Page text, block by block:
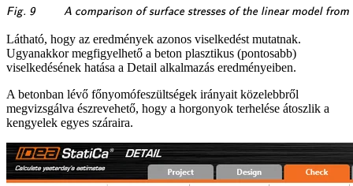
Fig. 9 A comparison of surface stresses of the linear model
Látható, hogy az eredmények azonos viselkedést mutatnak.
Ugyanakkor megfigyelhető a beton plasztikus (pontosabb)
viselkedésének hatása a Detail alkalmazás eredményeiben.
A betonban lévő főnyomófeszültségek irányait közelebbről
megvizsgálva észrevehető, hogy a horgonyok terhelése átoszlik a
kengyelek egyes száraira.